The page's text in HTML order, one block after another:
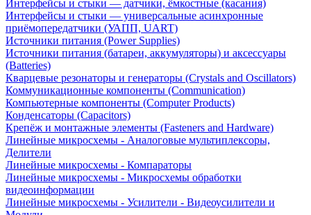
Интерфейсы и стыки — датчики, ёмкостные (касания)
Интерфейсы и стыки — универсальные асинхронные
приёмопередатчики (УАПП, UART)
Источники питания (Power Supplies)
Источники питания (батареи, аккумуляторы) и аксессуары
(Batteries)
Кварцевые резонаторы и генераторы (Crystals and Oscillators)
Коммуникационные компоненты (Communication)
Компьютерные компоненты (Computer Products)
Конденсаторы (Capacitors)
Крепёж и монтажные элементы (Fasteners and Hardware)
Линейные микросхемы - Аналоговые мультиплексоры,
Делители
Линейные микросхемы - Компараторы
Линейные микросхемы - Микросхемы обработки
видеоинформации
Линейные микросхемы - Усилители - Видеоусилители и